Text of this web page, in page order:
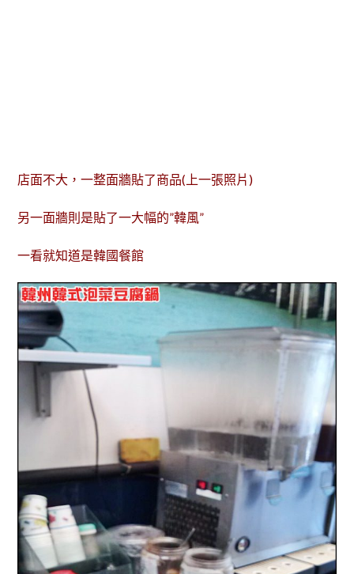
店面不大，一整面牆貼了商品(上一張照片)
另一面牆則是貼了一大幅的”韓風”
一看就知道是韓國餐館